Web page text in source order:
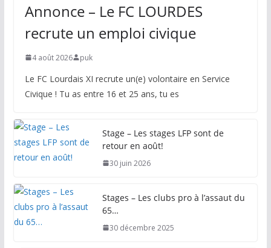
Annonce – Le FC LOURDES
recrute un emploi civique
4 août 2026 puk
Le FC Lourdais XI recrute un(e) volontaire en Service
Civique ! Tu as entre 16 et 25 ans, tu es
Stage – Les stages LFP sont de
retour en août!
30 juin 2026
Stages – Les clubs pro à l’assaut du
65…
30 décembre 2025